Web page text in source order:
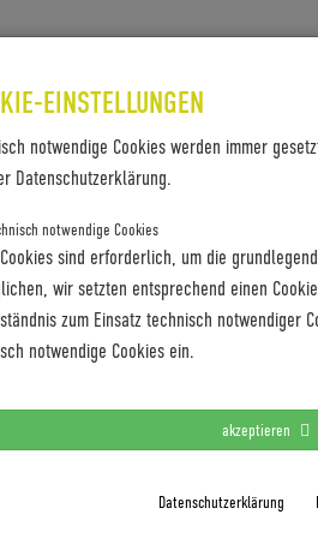
EINSTELLUNGEN
notwendige Cookies werden immer
Datenschutzerklärung.
notwendige Cookies
sind erforderlich, um die
wir setzten entsprechend einen
zum Einsatz technisch notwendiger
notwendige Cookies ein.
akzeptieren
Datenschutzerklärung
NICHT: WIE
fehlen, kämpfen Betriebe weniger
Technologieunternehmen
herausholen.